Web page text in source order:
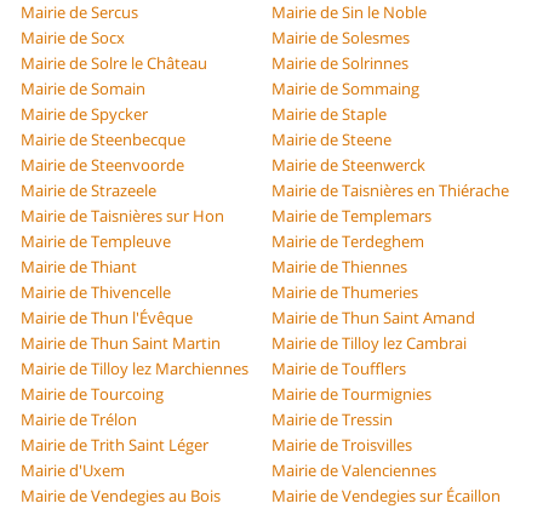
Mairie de Sercus
Mairie de Sin le Noble
Mairie de Socx
Mairie de Solesmes
Mairie de Solre le Château
Mairie de Solrinnes
Mairie de Somain
Mairie de Sommaing
Mairie de Spycker
Mairie de Staple
Mairie de Steenbecque
Mairie de Steene
Mairie de Steenvoorde
Mairie de Steenwerck
Mairie de Strazeele
Mairie de Taisnières en Thiérache
Mairie de Taisnières sur Hon
Mairie de Templemars
Mairie de Templeuve
Mairie de Terdeghem
Mairie de Thiant
Mairie de Thiennes
Mairie de Thivencelle
Mairie de Thumeries
Mairie de Thun l'Évêque
Mairie de Thun Saint Amand
Mairie de Thun Saint Martin
Mairie de Tilloy lez Cambrai
Mairie de Tilloy lez Marchiennes
Mairie de Toufflers
Mairie de Tourcoing
Mairie de Tourmignies
Mairie de Trélon
Mairie de Tressin
Mairie de Trith Saint Léger
Mairie de Troisvilles
Mairie d'Uxem
Mairie de Valenciennes
Mairie de Vendegies au Bois
Mairie de Vendegies sur Écaillon